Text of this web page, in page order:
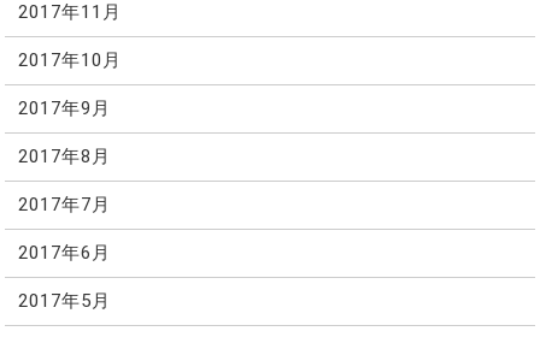
2017年11月
2017年10月
2017年9月
2017年8月
2017年7月
2017年6月
2017年5月